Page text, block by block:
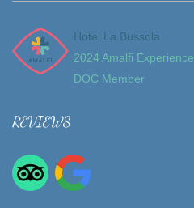
Hotel La Bussola
2024 Amalfi Experience
DOC Member
REVIEWS